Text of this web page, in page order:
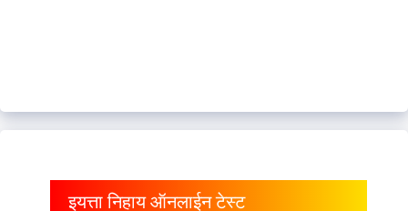
इयत्ता निहाय ऑनलाईन टेस्ट